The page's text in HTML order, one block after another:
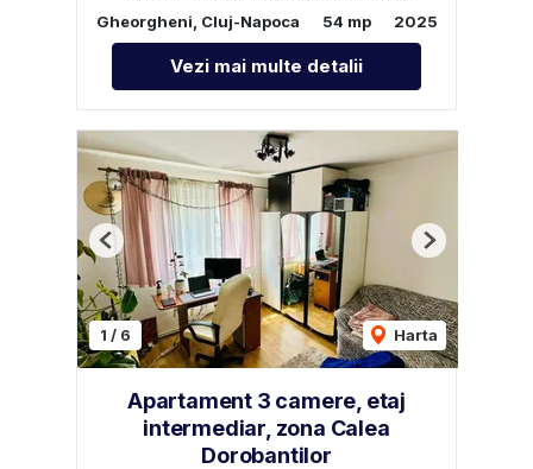
Gheorgheni, Cluj-Napoca
54 mp 2025
Vezi mai multe detalii
1 / 6 Harta
Previous Next
Apartament 3 camere, etaj
intermediar, zona Calea
Dorobantilor